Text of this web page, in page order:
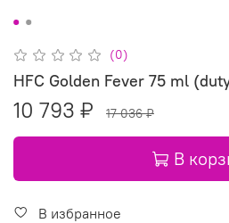
(0)
HFC Golden Fever 75 ml
10 793 ₽ 17 036 ₽
В
В избранное